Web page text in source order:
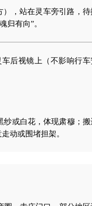
，站在灵车旁引路，待
归有向”。
后视镜上（不影响行车
纱或白花，体现肃穆；搬
动或围堵担架。